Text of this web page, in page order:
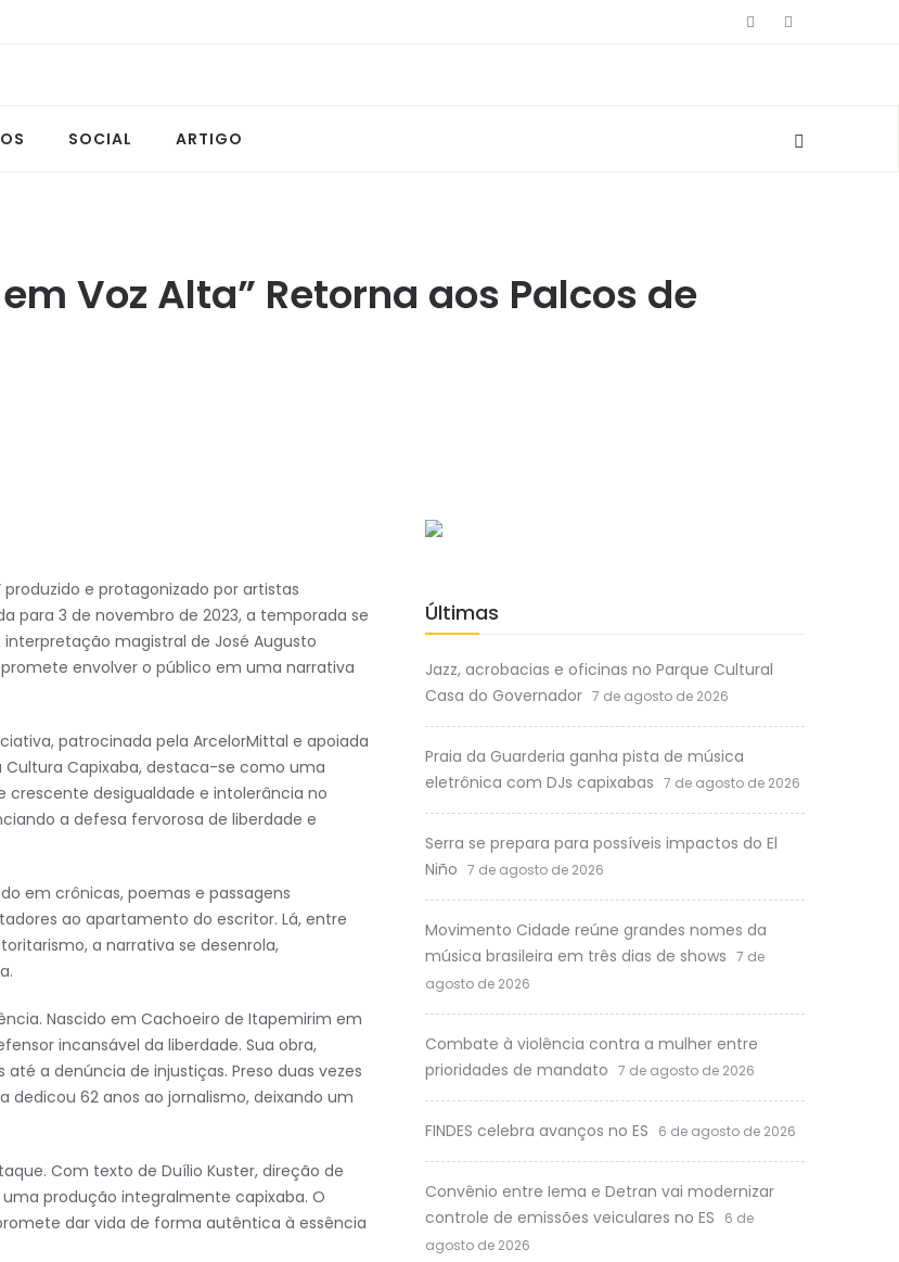
SOCIAL ARTIGO
Voz Alta” Retorna aos Palcos de
produzido e protagonizado por artistas
para 3 de novembro de 2023, a temporada se
interpretação magistral de José Augusto
envolver o público em uma narrativa
patrocinada pela ArcelorMittal e apoiada
Cultura Capixaba, destaca-se como uma
crescente desigualdade e intolerância no
a defesa fervorosa de liberdade e
em crônicas, poemas e passagens
ao apartamento do escritor. Lá, entre
a narrativa se desenrola,
Nascido em Cachoeiro de Itapemirim em
incansável da liberdade. Sua obra,
a denúncia de injustiças. Preso duas vezes
dedicou 62 anos ao jornalismo, deixando um
Com texto de Duílio Kuster, direção de
uma produção integralmente capixaba. O
dar vida de forma autêntica à essência
Últimas
Jazz, acrobacias e oficinas no Parque Cultural
Casa do Governador 7 de agosto de 2026
Praia da Guarderia ganha pista de música
eletrônica com DJs capixabas 7 de agosto de 2026
Serra se prepara para possíveis impactos do El
Niño 7 de agosto de 2026
Movimento Cidade reúne grandes nomes da
música brasileira em três dias de shows 7 de
agosto de 2026
Combate à violência contra a mulher entre
prioridades de mandato 7 de agosto de 2026
FINDES celebra avanços no ES 6 de agosto de 2026
Convênio entre Iema e Detran vai modernizar
controle de emissões veiculares no ES
6 de
agosto de 2026